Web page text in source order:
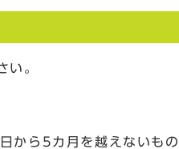
い。
から5カ月を越えないもの